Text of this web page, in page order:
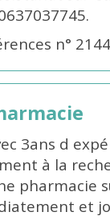
n°
3ans d
à la
pharmacie
et